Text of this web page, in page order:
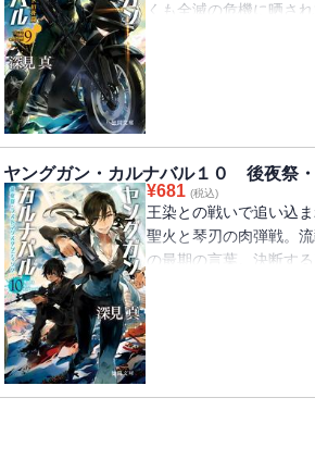
くも全滅の危機に晒さ
勢を築きたいハイブリ
ヤングガン・カルナバル１０ 後夜祭
¥681 (税込)
王染との戦いで追い込
聖火と琴刃の肉弾戦。
の最期の言葉。決断す
人の存在。声を出せな